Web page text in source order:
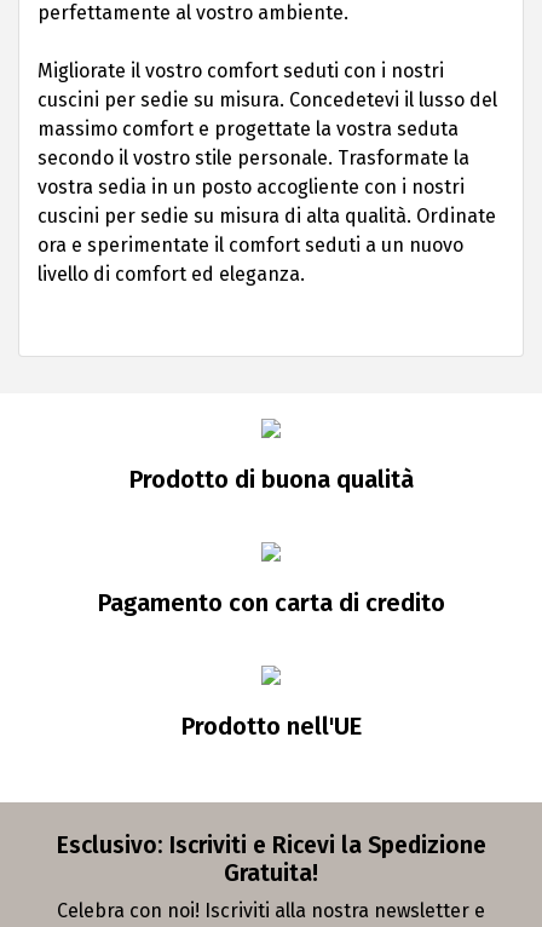
perfettamente al vostro ambiente.
Migliorate il vostro comfort seduti con i nostri
cuscini per sedie su misura. Concedetevi il lusso del
massimo comfort e progettate la vostra seduta
secondo il vostro stile personale. Trasformate la
vostra sedia in un posto accogliente con i nostri
cuscini per sedie su misura di alta qualità. Ordinate
ora e sperimentate il comfort seduti a un nuovo
livello di comfort ed eleganza.
Prodotto di buona qualità
Pagamento con carta di credito
Prodotto nell'UE
Esclusivo: Iscriviti e Ricevi la Spedizione
Gratuita!
Celebra con noi! Iscriviti alla nostra newsletter e